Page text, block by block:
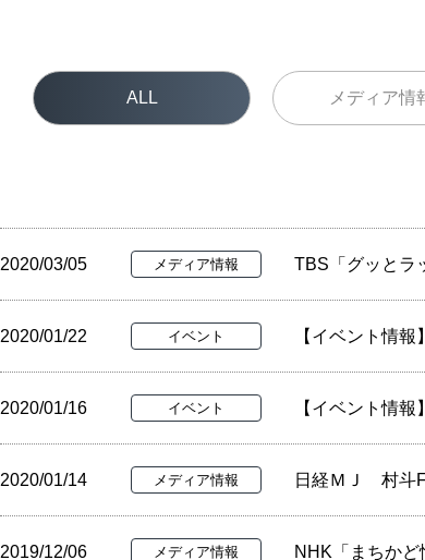
ALL メディア情
2020/03/05 メディア情報 TBS「グッと
2020/01/22 イベント 【イベント情
2020/01/16 イベント
2020/01/14 メディア情報 日経ＭＪ 村斗
2019/12/06 メディア情報 NHK「まちか